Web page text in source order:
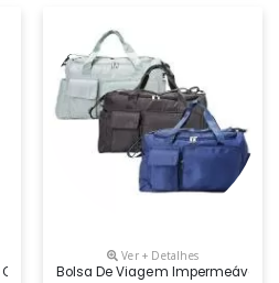
Em Poliéster Resistente
Ver + Detalhes
Bolsa De Viagem Impermeável